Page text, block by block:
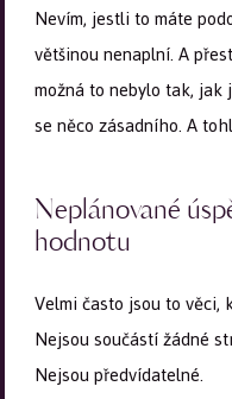
Nevím, jestli to máte
většinou nenaplní. A
možná to nebylo tak, jak
se něco zásadního. A
Neplánované
hodnotu
Velmi často jsou to věci,
Nejsou součástí žádné
Nejsou předvídatelné.